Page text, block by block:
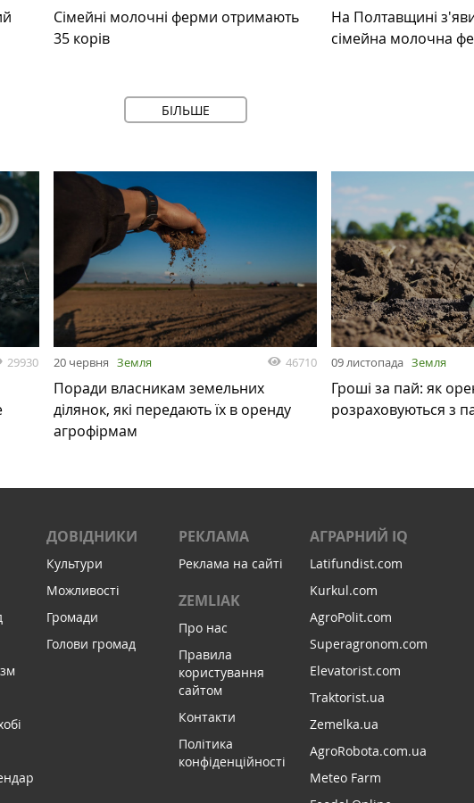
Сімейні молочні ферми отримають
35 корів
На Полтавщині
сімейна молочна
БІЛЬШЕ
29930 20 червня Земля 46710
Поради власникам земельних
ділянок, які передають їх в оренду
агрофірмам
09 листопада Земля
Гроші за пай: як
розраховуються з
ДОВІДНИКИ
Культури
Можливості
Громади
Голови громад
РЕКЛАМА
Реклама на сайті
ZEMLIAK
Про нас
Правила
користування
сайтом
Контакти
Політика
конфіденційності
АГРАРНИЙ IQ
Latifundist.com
Kurkul.com
AgroPolit.com
Superagronom.com
Elevatorist.com
Traktorist.ua
Zemelka.ua
AgroRobota.com.ua
Meteo Farm